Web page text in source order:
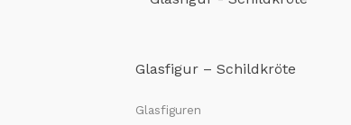
Glasfigur – Schildkröte
Glasfiguren